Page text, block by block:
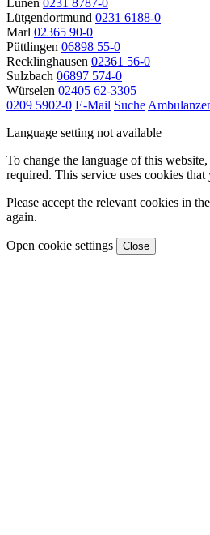
Lütgendortmund 0231 6188-0
Marl 02365 90-0
Püttlingen 06898 55-0
Recklinghausen 02361 56-0
Sulzbach 06897 574-0
Würselen 02405 62-3305
0209 5902-0 E-Mail Suche
Language setting not available
To change the language of this
required. This service uses cookies
Please accept the relevant cookies in
again.
Open cookie settings Close